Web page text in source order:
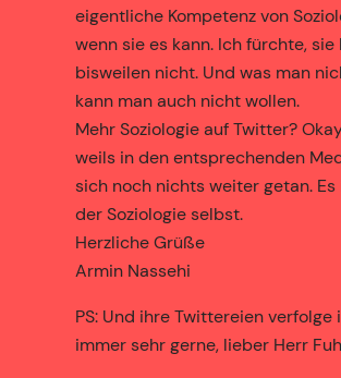
eigentliche Kompetenz von
wenn sie es kann. Ich fürchte, sie
bisweilen nicht. Und was man
kann man auch nicht wollen.
Mehr Soziologie auf Twitter?
weils in den entsprechenden
sich noch nichts weiter getan. Es
der Soziologie selbst.
Herzliche Grüße
Armin Nassehi
PS: Und ihre Twittereien
immer sehr gerne, lieber Herr